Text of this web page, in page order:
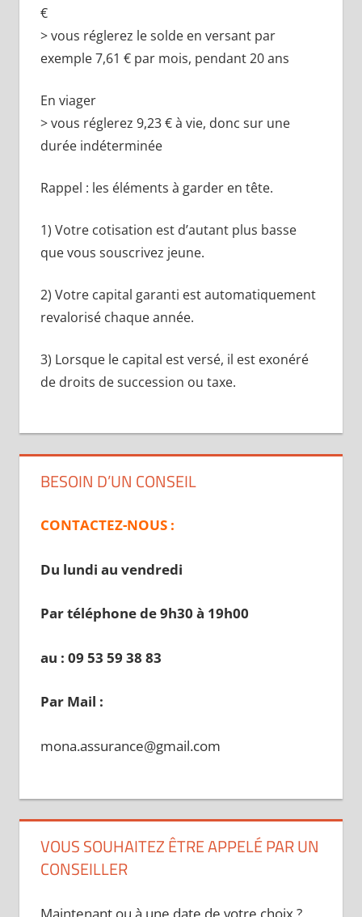
€
> vous réglerez le solde en versant par
exemple 7,61 € par mois, pendant 20 ans
En viager
> vous réglerez 9,23 € à vie, donc sur une
durée indéterminée
Rappel : les éléments à garder en tête.
1) Votre cotisation est d’autant plus basse
que vous souscrivez jeune.
2) Votre capital garanti est automatiquement
revalorisé chaque année.
3) Lorsque le capital est versé, il est exonéré
de droits de succession ou taxe.
BESOIN D’UN CONSEIL
CONTACTEZ-NOUS :
Du lundi au vendredi
Par téléphone de 9h30 à 19h00
au : 09 53 59 38 83
Par Mail :
mona.assurance@gmail.com
VOUS SOUHAITEZ ÊTRE APPELÉ PAR UN
CONSEILLER